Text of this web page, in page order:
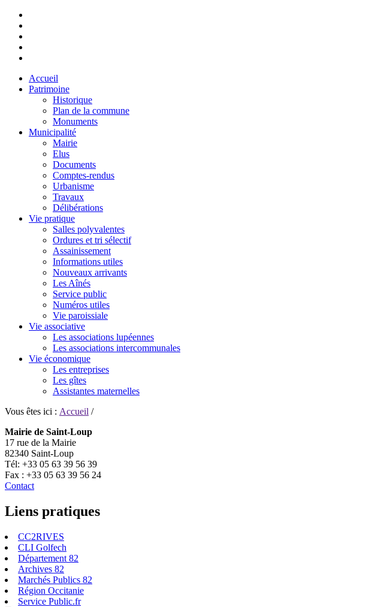
Accueil
Patrimoine
Historique
Plan de la commune
Monuments
Municipalité
Mairie
Elus
Documents
Comptes-rendus
Urbanisme
Travaux
Délibérations
Vie pratique
Salles polyvalentes
Ordures et tri sélectif
Assainissement
Informations utiles
Nouveaux arrivants
Les Aînés
Service public
Numéros utiles
Vie paroissiale
Vie associative
Les associations lupéennes
Les associations intercommunales
Vie économique
Les entreprises
Les gîtes
Assistantes maternelles
Vous êtes ici : Accueil /
Mairie de Saint-Loup
17 rue de la Mairie
82340 Saint-Loup
Tél: +33 05 63 39 56 39
Fax : +33 05 63 39 56 24
Contact
Liens pratiques
CC2RIVES
CLI Golfech
Département 82
Archives 82
Marchés Publics 82
Région Occitanie
Service Public.fr